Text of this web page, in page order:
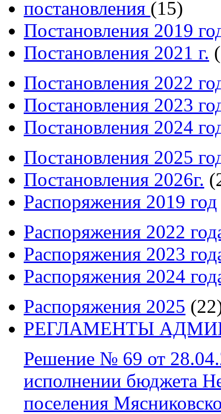
постановления (15)
Постановления 2019
Постановления 2021 г.
Постановления 2022
Постановления 2023
Постановления 2024
Постановления 2025
Постановления 2026г.
Распоряжения 2019 год
Распоряжения 2022
Распоряжения 2023
Распоряжения 2024
Распоряжения 2025
РЕГЛАМЕНТЫ
Решение № 69 от
исполнении бюджета
поселения